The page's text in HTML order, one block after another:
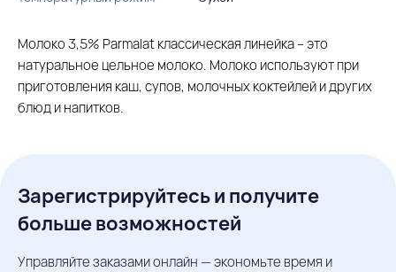
Молоко 3,5% Parmalat классическая линейка – это
натуральное цельное молоко. Молоко используют при
приготовления каш, супов, молочных коктейлей и других
блюд и напитков.
Зарегистрируйтесь и получите
больше возможностей
Управляйте заказами онлайн — экономьте время и